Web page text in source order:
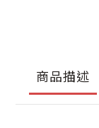
商品描述